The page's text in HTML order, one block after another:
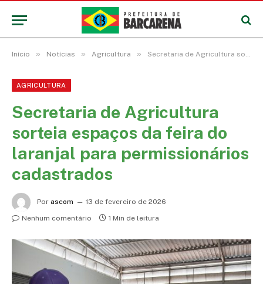
Início » Notícias » Agricultura » Secretaria de Agricultura sorteia espaços da feira do laranjal para permissionários cadastrados
AGRICULTURA
Secretaria de Agricultura
sorteia espaços da feira do
laranjal para permissionários
cadastrados
Por ascom
13 de fevereiro de 2026
Nenhum comentário
1 Min de leitura